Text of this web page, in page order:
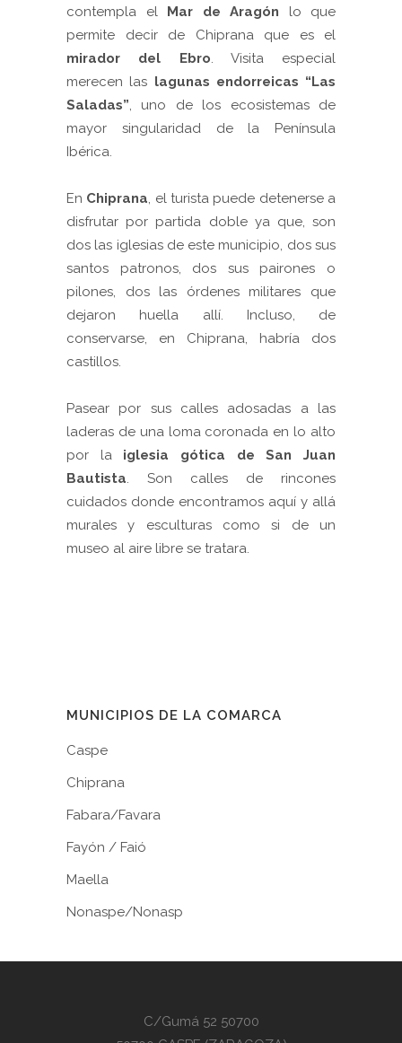
contempla el Mar de Aragón lo que
permite decir de Chiprana que es el
mirador del Ebro. Visita especial
merecen las lagunas endorreicas “Las
Saladas”, uno de los ecosistemas de
mayor singularidad de la Península
Ibérica.
En Chiprana, el turista puede detenerse a
disfrutar por partida doble ya que, son
dos las iglesias de este municipio, dos sus
santos patronos, dos sus pairones o
pilones, dos las órdenes militares que
dejaron huella allí. Incluso, de
conservarse, en Chiprana, habría dos
castillos.
Pasear por sus calles adosadas a las
laderas de una loma coronada en lo alto
por la iglesia gótica de San Juan
Bautista. Son calles de rincones
cuidados donde encontramos aquí y allá
murales y esculturas como si de un
museo al aire libre se tratara.
MUNICIPIOS DE LA COMARCA
Caspe
Chiprana
Fabara/Favara
Fayón / Faió
Maella
Nonaspe/Nonasp
C/Gumá 52 50700